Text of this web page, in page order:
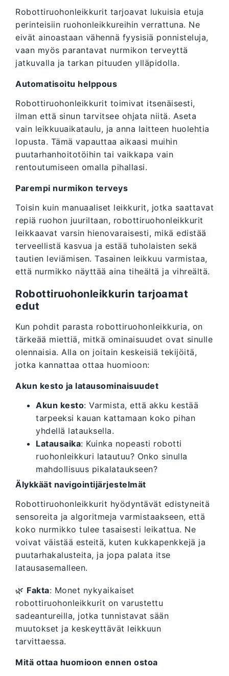
Robottiruohonleikkurit tarjoavat lukuisia etuja
perinteisiin ruohonleikkureihin verrattuna. Ne
eivät ainoastaan vähennä fyysisiä ponnisteluja,
vaan myös parantavat nurmikon terveyttä
jatkuvalla ja tarkan pituuden ylläpidolla.
Automatisoitu helppous
Robottiruohonleikkurit toimivat itsenäisesti,
ilman että sinun tarvitsee ohjata niitä. Aseta
vain leikkuuaikataulu, ja anna laitteen huolehtia
lopusta. Tämä vapauttaa aikaasi muihin
puutarhanhoitotöihin tai vaikkapa vain
rentoutumiseen omalla pihallasi.
Parempi nurmikon terveys
Toisin kuin manuaaliset leikkurit, jotka saattavat
repiä ruohon juuriltaan, robottiruohonleikkurit
leikkaavat varsin hienovaraisesti, mikä edistää
terveellistä kasvua ja estää tuholaisten sekä
tautien leviämisen. Tasainen leikkuu varmistaa,
että nurmikko näyttää aina tiheältä ja vihreältä.
Robottiruohonleikkurin tarjoamat
edut
Kun pohdit parasta robottiruohonleikkuria, on
tärkeää miettiä, mitkä ominaisuudet ovat sinulle
olennaisia. Alla on joitain keskeisiä tekijöitä,
jotka kannattaa ottaa huomioon:
Akun kesto ja latausominaisuudet
Akun kesto: Varmista, että akku kestää
tarpeeksi kauan kattamaan koko pihan
yhdellä latauksella.
Latausaika: Kuinka nopeasti robotti
ruohonleikkuri latautuu? Onko sinulla
mahdollisuus pikalataukseen?
Älykkäät navigointijärjestelmät
Robottiruohonleikkurit hyödyntävät edistyneitä
sensoreita ja algoritmeja varmistaakseen, että
koko nurmikko tulee tasaisesti leikattua. Ne
voivat väistää esteitä, kuten kukkapenkkejä ja
puutarhakalusteita, ja jopa palata itse
latausasemalleen.
🌿 Fakta: Monet nykyaikaiset
robottiruohonleikkurit on varustettu
sadeantureilla, jotka tunnistavat sään
muutokset ja keskeyttävät leikkuun
tarvittaessa.
Mitä ottaa huomioon ennen ostoa